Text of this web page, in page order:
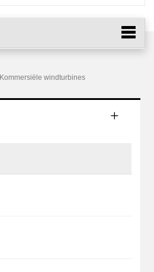
Kommersiële windturbines